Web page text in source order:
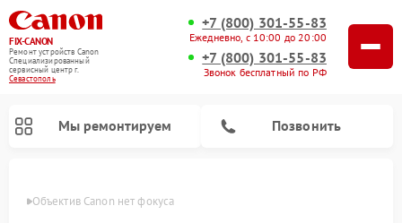
FIX-CANON
Ремонт устройств Canon
Специализированный
cервисный центр г.
Севастополь
+7 (800) 301-55-83
Ежедневно, с 10:00 до 20:00
+7 (800) 301-55-83
Звонок бесплатный по РФ
Мы ремонтируем Позвонить
Объектив Canon нет фокуса